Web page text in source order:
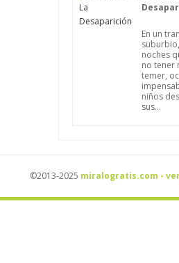
En un
noches
no tener
temer,
niños
sus...
©2013-2025 miralogratis.com -